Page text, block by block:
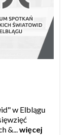
w Elblągu
&...więcej